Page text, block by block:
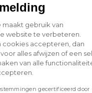
maakt gebruik van
website te verbeteren.
cookies accepteren, dan
alles afwijzen of een
van alle
gecertificeerd door